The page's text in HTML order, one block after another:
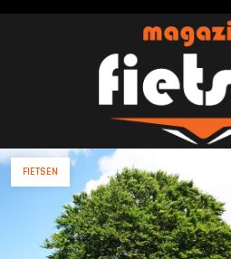
FIETSEN